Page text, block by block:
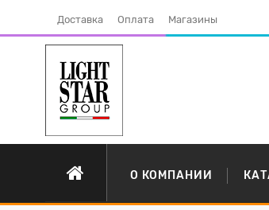
Доставка Оплата Магазины
О КОМПАНИИ